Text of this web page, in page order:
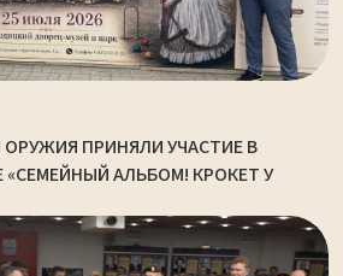
ПРИНЯЛИ УЧАСТИЕ В
АЛЬБОМ! КРОКЕТ У